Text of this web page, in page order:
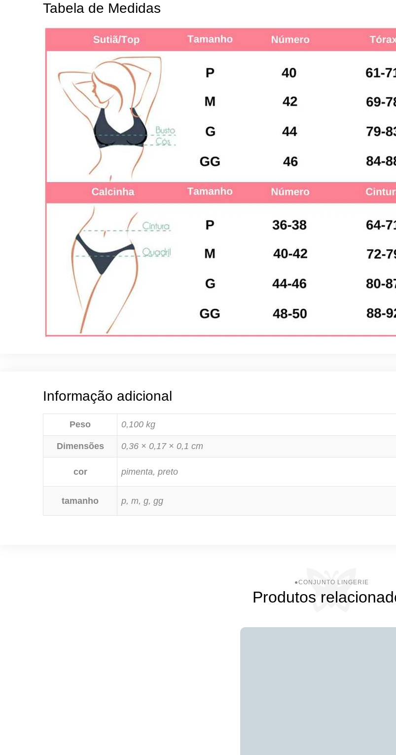
Tabela de Medidas
Informação adicional
Peso 0,100 kg
Dimensões 0,36 × 0,17 × 0,1 cm
cor pimenta, preto
tamanho p, m, g, gg
Produtos